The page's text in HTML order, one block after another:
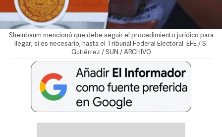
Sheinbaum mencionó que debe seguir el procedimiento jurídico para
llegar, si es necesario, hasta el Tribunal Federal Electoral. EFE / S.
Gutiérrez / SUN / ARCHIVO